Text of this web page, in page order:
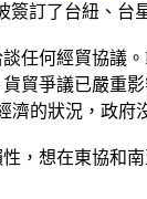
訂了台紐、台
任何經貿協議
貿爭議已嚴重
的狀況，政府
，想在東協和